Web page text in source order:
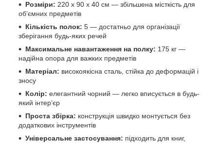
Розміри: 220 х 90 х 40 см — збільшена місткість для
об’ємних предметів
Кількість полок: 5 — достатньо для організації
зберігання будь-яких речей
Максимальне навантаження на полку: 175 кг —
надійна опора для важких предметів
Матеріал: високоякісна сталь, стійка до деформацій і
зносу
Колір: елегантний чорний — легко вписується в будь-
який інтер’єр
Проста збірка: конструкція швидко монтується без
додаткових інструментів
Універсальне застосування: підходить для книг,